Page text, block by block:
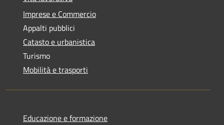
Imprese e Commercio
Appalti pubblici
Catasto e urbanistica
Turismo
Mobilità e trasporti
Educazione e formazione